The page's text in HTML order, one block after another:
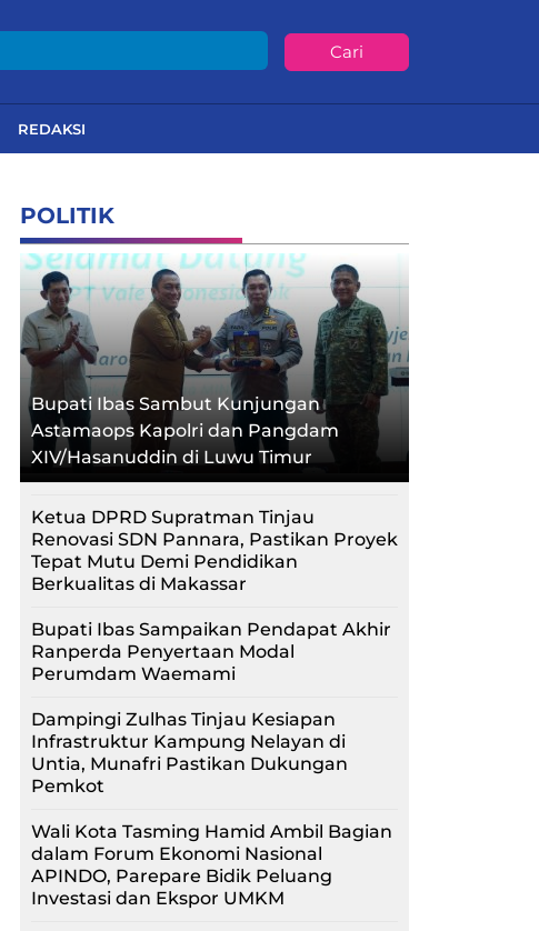
Cari
REDAKSI
POLITIK
Bupati Ibas Sambut Kunjungan
Astamaops Kapolri dan Pangdam
XIV/Hasanuddin di Luwu Timur
Ketua DPRD Supratman Tinjau
Renovasi SDN Pannara, Pastikan Proyek
Tepat Mutu Demi Pendidikan
Berkualitas di Makassar
Bupati Ibas Sampaikan Pendapat Akhir
Ranperda Penyertaan Modal
Perumdam Waemami
Dampingi Zulhas Tinjau Kesiapan
Infrastruktur Kampung Nelayan di
Untia, Munafri Pastikan Dukungan
Pemkot
Wali Kota Tasming Hamid Ambil Bagian
dalam Forum Ekonomi Nasional
APINDO, Parepare Bidik Peluang
Investasi dan Ekspor UMKM